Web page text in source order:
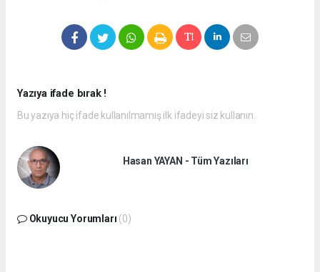
Yazıya ifade bırak !
Bu yazıya hiç ifade kullanılmamış ilk ifadeyi siz kullanın.
Hasan YAYAN - Tüm Yazıları
Okuyucu Yorumları (0)